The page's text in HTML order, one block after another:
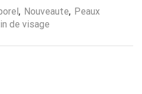
, Nouveaute, Peaux
de visage